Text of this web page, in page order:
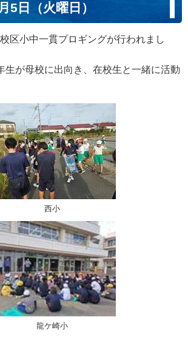
5日（火曜日）
区小中一貫プロギングが行われまし
生が母校に出向き、在校生と一緒に活動
西小
龍ケ崎小